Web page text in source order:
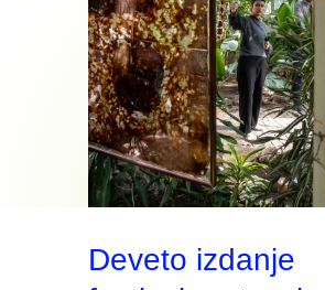
Deveto izdanje